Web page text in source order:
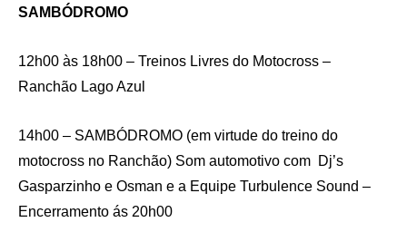
SAMBÓDROMO
12h00 às 18h00 – Treinos Livres do Motocross –
Ranchão Lago Azul
14h00 – SAMBÓDROMO (em virtude do treino do
motocross no Ranchão) Som automotivo com Dj’s
Gasparzinho e Osman e a Equipe Turbulence Sound –
Encerramento ás 20h00